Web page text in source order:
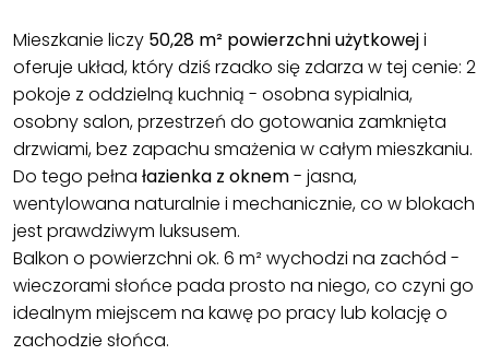
Mieszkanie liczy 50,28 m² powierzchni użytkoweji
oferuje układ, który dziś rzadko się zdarza w tej cenie: 2
pokoje z oddzielną kuchnią - osobna sypialnia,
osobny salon, przestrzeń do gotowania zamknięta
drzwiami, bez zapachu smażenia w całym mieszkaniu.
Do tego pełna łazienka z oknem- jasna,
wentylowana naturalnie i mechanicznie, co w blokach
jest prawdziwym luksusem.
Balkon o powierzchni ok. 6 m² wychodzi na zachód -
wieczorami słońce pada prosto na niego, co czyni go
idealnym miejscem na kawę po pracy lub kolację o
zachodzie słońca.